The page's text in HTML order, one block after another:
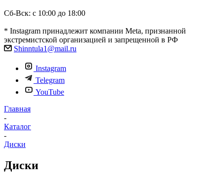
Сб-Вск: с 10:00 до 18:00
* Instagram принадлежит компании Meta, признанной
экстремистской организацией и запрещенной в РФ
Shinntula1@mail.ru
Instagram
Telegram
YouTube
Главная
-
Каталог
-
Диски
Диски